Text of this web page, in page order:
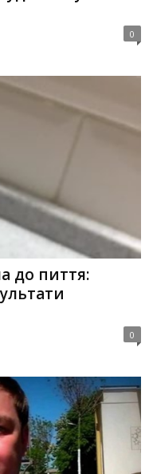
0
до пиття:
0